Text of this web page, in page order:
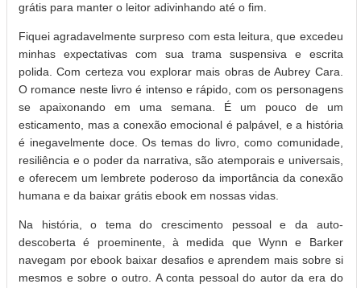
grátis para manter o leitor adivinhando até o fim.
Fiquei agradavelmente surpreso com esta leitura, que excedeu
minhas expectativas com sua trama suspensiva e escrita
polida. Com certeza vou explorar mais obras de Aubrey Cara.
O romance neste livro é intenso e rápido, com os personagens
se apaixonando em uma semana. É um pouco de um
esticamento, mas a conexão emocional é palpável, e a história
é inegavelmente doce. Os temas do livro, como comunidade,
resiliência e o poder da narrativa, são atemporais e universais,
e oferecem um lembrete poderoso da importância da conexão
humana e da baixar grátis ebook em nossas vidas.
Na história, o tema do crescimento pessoal e da auto-
descoberta é proeminente, à medida que Wynn e Barker
navegam por ebook baixar desafios e aprendem mais sobre si
mesmos e sobre o outro. A conta pessoal do autor da era do